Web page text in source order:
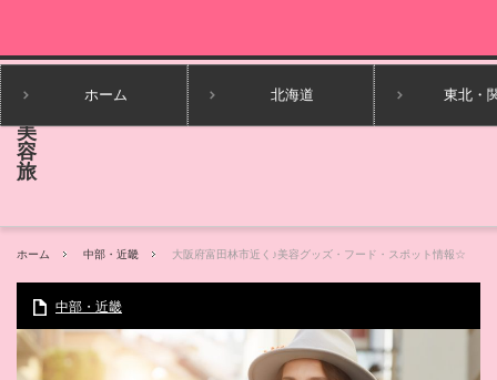
ホーム 北海道 東北・
ホーム 中部・近畿 大阪府富田林市近く♪美容グッズ・フード・スポット情報☆
中部・近畿